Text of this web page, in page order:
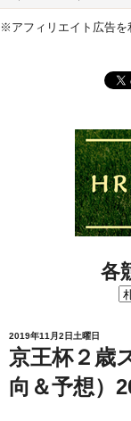
※アフィリエイト広告を
各
2019年11月2日土曜日
京王杯２歳
向＆予想）